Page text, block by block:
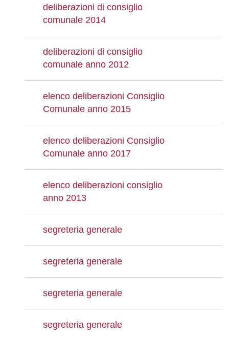
deliberazioni di consiglio
comunale 2014
deliberazioni di consiglio
comunale anno 2012
elenco deliberazioni Consiglio
Comunale anno 2015
elenco deliberazioni Consiglio
Comunale anno 2017
elenco deliberazioni consiglio
anno 2013
segreteria generale
segreteria generale
segreteria generale
segreteria generale